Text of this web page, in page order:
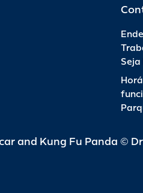
and Kung Fu Panda ©